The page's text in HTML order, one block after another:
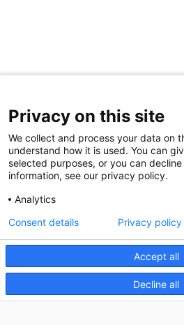
- VILANOVA I LA GELTRÚ
Privacy on this site
We collect and process your data on
understand how it is used. You can
selected purposes, or you can decline
information, see our privacy policy.
Analytics
Accept all
Decline all
Consent details Privacy policy